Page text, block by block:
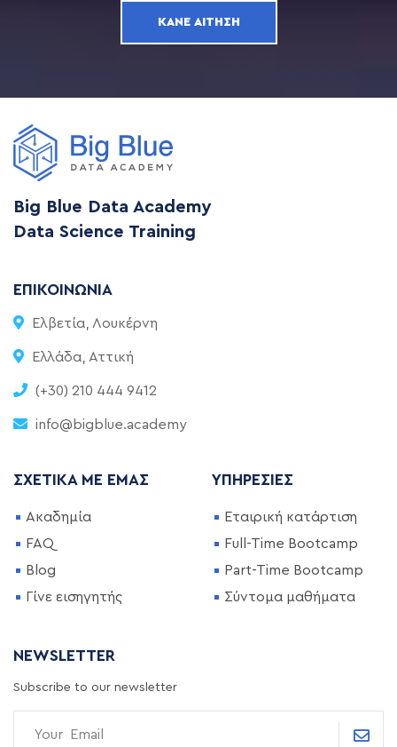
ΚΆΝΕ ΑΊΤΗΣΗ
Big Blue Data Academy
Data Science Training
ΕΠΙΚΟΙΝΩΝΊΑ
Ελβετία, Λουκέρνη
Ελλάδα, Αττική
(+30) 210 444 9412
info@bigblue.academy
ΣΧΕΤΙΚΆ ΜΕ ΕΜΆΣ
Ακαδημία
FAQ
Blog
Γίνε εισηγητής
ΥΠΗΡΕΣΊΕΣ
Εταιρική κατάρτιση
Full-Time Bootcamp
Part-Time Bootcamp
Σύντομα μαθήματα
NEWSLETTER
Subscribe to our newsletter